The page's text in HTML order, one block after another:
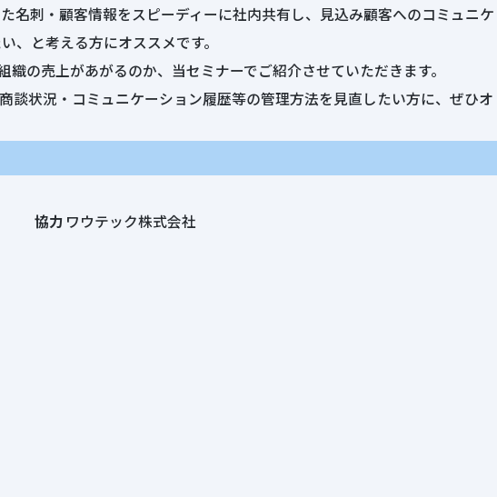
刺・顧客情報をスピーディーに社内共有し、見込み顧客へのコミュニケ
と考える方にオススメです。
の売上があがるのか、当セミナーでご紹介させていただきます。
状況・コミュニケーション履歴等の管理方法を見直したい方に、ぜひオ
協力 ワウテック株式会社